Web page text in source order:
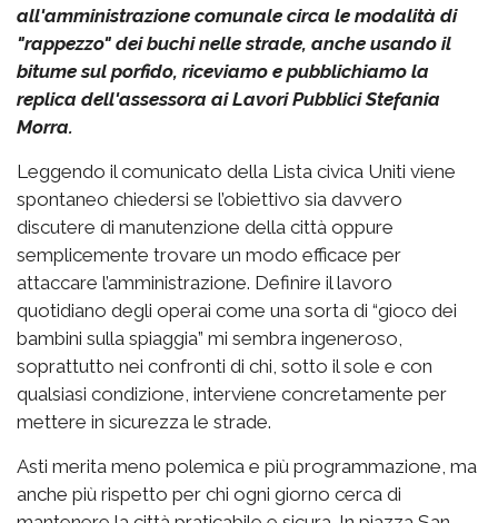
all'amministrazione comunale circa le modalità di
"rappezzo" dei buchi nelle strade, anche usando il
bitume sul porfido, riceviamo e pubblichiamo la
replica dell'assessora ai Lavori Pubblici Stefania
Morra.
Leggendo il comunicato della Lista civica Uniti viene
spontaneo chiedersi se l’obiettivo sia davvero
discutere di manutenzione della città oppure
semplicemente trovare un modo efficace per
attaccare l’amministrazione. Definire il lavoro
quotidiano degli operai come una sorta di “gioco dei
bambini sulla spiaggia” mi sembra ingeneroso,
soprattutto nei confronti di chi, sotto il sole e con
qualsiasi condizione, interviene concretamente per
mettere in sicurezza le strade.
Asti merita meno polemica e più programmazione, ma
anche più rispetto per chi ogni giorno cerca di